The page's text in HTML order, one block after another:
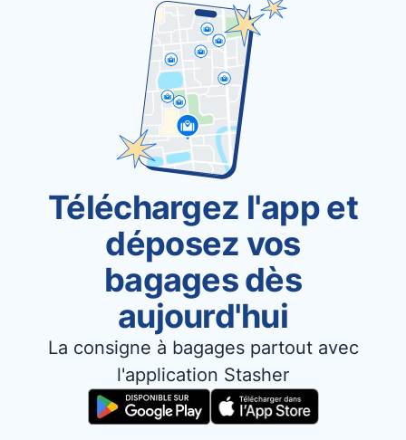
Téléchargez l'app et
déposez vos
bagages dès
aujourd'hui
La consigne à bagages partout avec
l'application Stasher